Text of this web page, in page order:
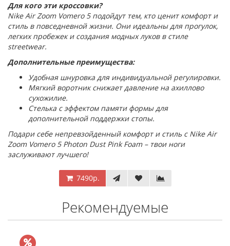
Для кого эти кроссовки?
Nike Air Zoom Vomero 5 подойдут тем, кто ценит комфорт и
стиль в повседневной жизни. Они идеальны для прогулок,
легких пробежек и создания модных луков в стиле
streetwear.
Дополнительные преимущества:
Удобная шнуровка для индивидуальной регулировки.
Мягкий воротник снижает давление на ахиллово
сухожилие.
Стелька с эффектом памяти формы для
дополнительной поддержки стопы.
Подари себе непревзойденный комфорт и стиль с Nike Air
Zoom Vomero 5 Photon Dust Pink Foam – твои ноги
заслуживают лучшего!
7490р.
Рекомендуемые